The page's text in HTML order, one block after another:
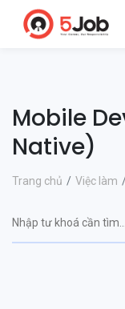
Mobile
Native)
Trang chủ Việc làm